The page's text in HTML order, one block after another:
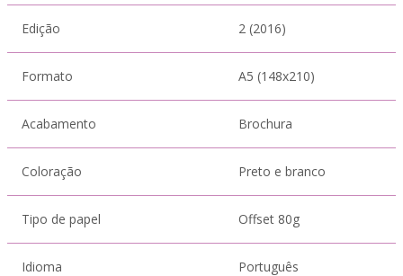
Edição 2 (2016)
Formato A5 (148x210)
Acabamento Brochura
Coloração Preto e branco
Tipo de papel Offset 80g
Idioma Português